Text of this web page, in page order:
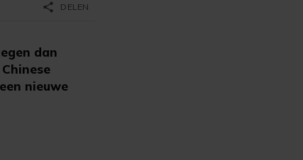
dan
nieuwe
share DELEN